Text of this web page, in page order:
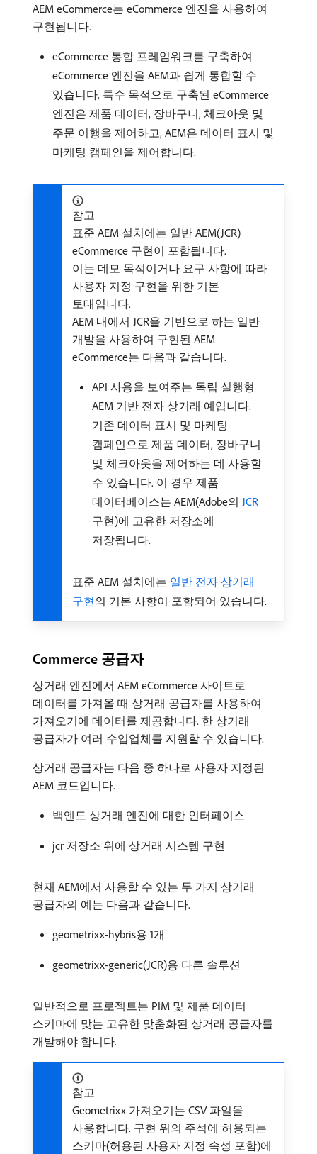
AEM eCommerce는 eCommerce 엔진을 사용하여
구현됩니다.
eCommerce 통합 프레임워크를 구축하여
eCommerce 엔진을 AEM과 쉽게 통합할 수
있습니다. 특수 목적으로 구축된 eCommerce
엔진은 제품 데이터, 장바구니, 체크아웃 및
주문 이행을 제어하고, AEM은 데이터 표시 및
마케팅 캠페인을 제어합니다.
참고
표준 AEM 설치에는 일반 AEM(JCR)
eCommerce 구현이 포함됩니다.
이는 데모 목적이거나 요구 사항에 따라
사용자 지정 구현을 위한 기본
토대입니다.
AEM 내에서 JCR을 기반으로 하는 일반
개발을 사용하여 구현된 AEM
eCommerce는 다음과 같습니다.
API 사용을 보여주는 독립 실행형
AEM 기반 전자 상거래 예입니다.
기존 데이터 표시 및 마케팅
캠페인으로 제품 데이터, 장바구니
및 체크아웃을 제어하는 데 사용할
수 있습니다. 이 경우 제품
데이터베이스는 AEM(Adobe의 JCR
구현)에 고유한 저장소에
저장됩니다.
표준 AEM 설치에는 일반 전자 상거래
구현의 기본 사항이 포함되어 있습니다.
Commerce 공급자
상거래 엔진에서 AEM eCommerce 사이트로
데이터를 가져올 때 상거래 공급자를 사용하여
가져오기에 데이터를 제공합니다. 한 상거래
공급자가 여러 수입업체를 지원할 수 있습니다.
상거래 공급자는 다음 중 하나로 사용자 지정된
AEM 코드입니다.
백엔드 상거래 엔진에 대한 인터페이스
jcr 저장소 위에 상거래 시스템 구현
현재 AEM에서 사용할 수 있는 두 가지 상거래
공급자의 예는 다음과 같습니다.
geometrixx-hybris용 1개
geometrixx-generic(JCR)용 다른 솔루션
일반적으로 프로젝트는 PIM 및 제품 데이터
스키마에 맞는 고유한 맞춤화된 상거래 공급자를
개발해야 합니다.
참고
Geometrixx 가져오기는 CSV 파일을
사용합니다. 구현 위의 주석에 허용되는
스키마(허용된 사용자 지정 속성 포함)에